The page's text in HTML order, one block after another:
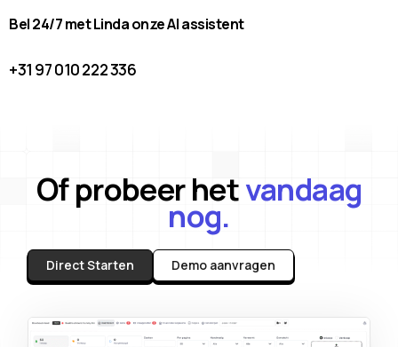
Bel 24/7 met Linda onze AI assistent
+31 97 010 222 336
Of probeer hetvandaag
nog.
Direct Starten Demo aanvragen